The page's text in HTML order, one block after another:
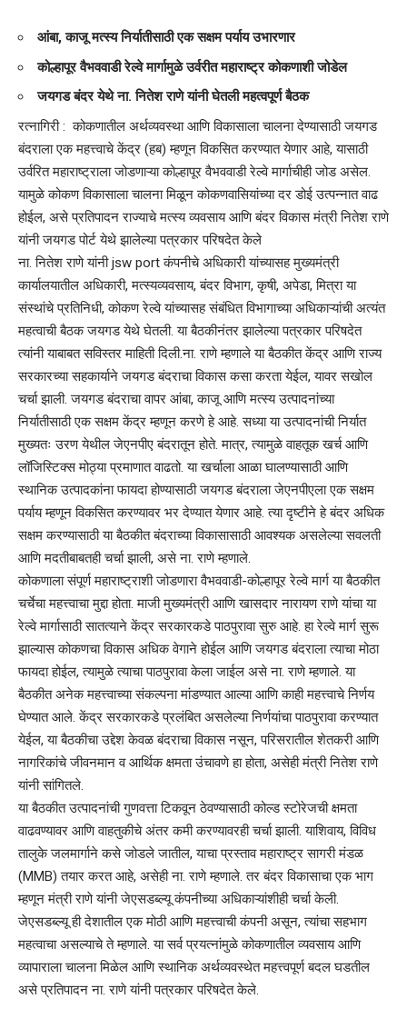
आंबा, काजू मत्स्य निर्यातीसाठी एक सक्षम पर्याय उभारणार
कोल्हापूर वैभववाडी रेल्वे मार्गामुळे उर्वरीत महाराष्ट्र कोकणाशी जोडेल
जयगड बंदर येथे ना. नितेश राणे यांनी घेतली महत्वपूर्ण बैठक
रत्नागिरी : कोकणातील अर्थव्यवस्था आणि विकासाला चालना देण्यासाठी जयगड
बंदराला एक महत्त्वाचे केंद्र (हब) म्हणून विकसित करण्यात येणार आहे, यासाठी
उर्वरित महाराष्ट्राला जोडणाऱ्या कोल्हापूर वैभववाडी रेल्वे मार्गाचीही जोड असेल.
यामुळे कोकण विकासाला चालना मिळून कोकणवासियांच्या दर डोई उत्पन्नात वाढ
होईल, असे प्रतिपादन राज्याचे मत्स्य व्यवसाय आणि बंदर विकास मंत्री नितेश राणे
यांनी जयगड पोर्ट येथे झालेल्या पत्रकार परिषदेत केले
ना. नितेश राणे यांनी jsw port कंपनीचे अधिकारी यांच्यासह मुख्यमंत्री
कार्यालयातील अधिकारी, मत्स्यव्यवसाय, बंदर विभाग, कृषी, अपेडा, मित्रा या
संस्थांचे प्रतिनिधी, कोकण रेल्वे यांच्यासह संबंधित विभागाच्या अधिकाऱ्यांची अत्यंत
महत्वाची बैठक जयगड येथे घेतली. या बैठकीनंतर झालेल्या पत्रकार परिषदेत
त्यांनी याबाबत सविस्तर माहिती दिली.ना. राणे म्हणाले या बैठकीत केंद्र आणि राज्य
सरकारच्या सहकार्याने जयगड बंदराचा विकास कसा करता येईल, यावर सखोल
चर्चा झाली. जयगड बंदराचा वापर आंबा, काजू आणि मत्स्य उत्पादनांच्या
निर्यातीसाठी एक सक्षम केंद्र म्हणून करणे हे आहे. सध्या या उत्पादनांची निर्यात
मुख्यतः उरण येथील जेएनपीए बंदरातून होते. मात्र, त्यामुळे वाहतूक खर्च आणि
लॉजिस्टिक्स मोठ्या प्रमाणात वाढतो. या खर्चाला आळा घालण्यासाठी आणि
स्थानिक उत्पादकांना फायदा होण्यासाठी जयगड बंदराला जेएनपीएला एक सक्षम
पर्याय म्हणून विकसित करण्यावर भर देण्यात येणार आहे. त्या दृष्टीने हे बंदर अधिक
सक्षम करण्यासाठी या बैठकीत बंदराच्या विकासासाठी आवश्यक असलेल्या सवलती
आणि मदतीबाबतही चर्चा झाली, असे ना. राणे म्हणाले.
कोकणाला संपूर्ण महाराष्ट्राशी जोडणारा वैभववाडी-कोल्हापूर रेल्वे मार्ग या बैठकीत
चर्चेचा महत्त्वाचा मुद्दा होता. माजी मुख्यमंत्री आणि खासदार नारायण राणे यांचा या
रेल्वे मार्गासाठी सातत्याने केंद्र सरकारकडे पाठपुरावा सुरु आहे. हा रेल्वे मार्ग सुरू
झाल्यास कोकणचा विकास अधिक वेगाने होईल आणि जयगड बंदराला त्याचा मोठा
फायदा होईल, त्यामुळे त्याचा पाठपुरावा केला जाईल असे ना. राणे म्हणाले. या
बैठकीत अनेक महत्त्वाच्या संकल्पना मांडण्यात आल्या आणि काही महत्त्वाचे निर्णय
घेण्यात आले. केंद्र सरकारकडे प्रलंबित असलेल्या निर्णयांचा पाठपुरावा करण्यात
येईल, या बैठकीचा उद्देश केवळ बंदराचा विकास नसून, परिसरातील शेतकरी आणि
नागरिकांचे जीवनमान व आर्थिक क्षमता उंचावणे हा होता, असेही मंत्री नितेश राणे
यांनी सांगितले.
या बैठकीत उत्पादनांची गुणवत्ता टिकवून ठेवण्यासाठी कोल्ड स्टोरेजची क्षमता
वाढवण्यावर आणि वाहतुकीचे अंतर कमी करण्यावरही चर्चा झाली. याशिवाय, विविध
तालुके जलमार्गाने कसे जोडले जातील, याचा प्रस्ताव महाराष्ट्र सागरी मंडळ
(MMB) तयार करत आहे, असेही ना. राणे म्हणाले. तर बंदर विकासाचा एक भाग
म्हणून मंत्री राणे यांनी जेएसडब्ल्यू कंपनीच्या अधिकाऱ्यांशीही चर्चा केली.
जेएसडब्ल्यू ही देशातील एक मोठी आणि महत्त्वाची कंपनी असून, त्यांचा सहभाग
महत्वाचा असल्याचे ते म्हणाले. या सर्व प्रयत्नांमुळे कोकणातील व्यवसाय आणि
व्यापाराला चालना मिळेल आणि स्थानिक अर्थव्यवस्थेत महत्त्वपूर्ण बदल घडतील
असे प्रतिपादन ना. राणे यांनी पत्रकार परिषदेत केले.